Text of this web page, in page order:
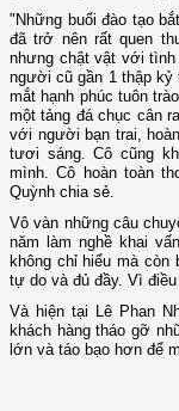
"Những buổi đào tạo
đã trở nên rất quen
nhưng chật vật với
người cũ gần 1 thập
mắt hạnh phúc tuôn
một tảng đá chục cân
với người bạn trai,
tươi sáng. Cô cũng
mình. Cô hoàn toàn
Quỳnh chia sẻ.
Vô vàn những câu
năm làm nghề khai
không chỉ hiểu mà còn
tự do và đủ đầy. Vì
Và hiện tại Lê Phan
khách hàng tháo gỡ
lớn và táo bạo hơn để